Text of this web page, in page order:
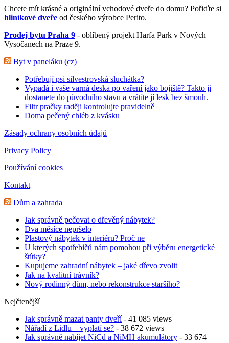
Chcete mít krásné a originální vchodové dveře do domu? Pořiďte si
hliníkové dveře od českého výrobce Perito.
Prodej bytu Praha 9 - oblíbený projekt Harfa Park v Nových
Vysočanech na Praze 9.
Byt v paneláku (cz)
Potřebují psi silvestrovská sluchátka?
Vypadá i vaše varná deska po vaření jako bojiště? Takto ji
dostanete do původního stavu a vrátíte jí lesk bez šmouh.
Filtr pračky raději kontrolujte pravidelně
Doma pečený chléb z kvásku
Zásady ochrany osobních údajů
Privacy Policy
Používání cookies
Kontakt
Dům a zahrada
Jak správně pečovat o dřevěný nábytek?
Dva měsíce nepršelo
Plastový nábytek v interiéru? Proč ne
U kterých spotřebičů nám pomohou při výběru energetické
štítky?
Kupujeme zahradní nábytek – jaké dřevo zvolit
Jak na kvalitní trávník?
Nový rodinný dům, nebo rekonstrukce staršího?
Nejčtenější
Jak správně mazat panty dveří- 41 085 views
Nářadí z Lidlu – vyplatí se? - 38 672 views
Jak správně nabíjet NiCd a NiMH akumulátory - 33 674